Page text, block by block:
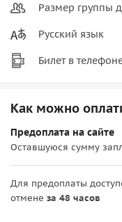
Размер группы
Русский язык
Билет в
Как можно
Предоплата на сайте
Оставшуюся сумму
Для предоплаты
отмене за 48 часов